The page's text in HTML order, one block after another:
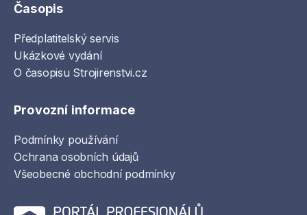
Časopis
Předplatitelský servis
Ukázkové vydání
O časopisu Strojirenstvi.cz
Provozní informace
Podmínky používání
Ochrana osobních údajů
Všeobecné obchodní podmínky